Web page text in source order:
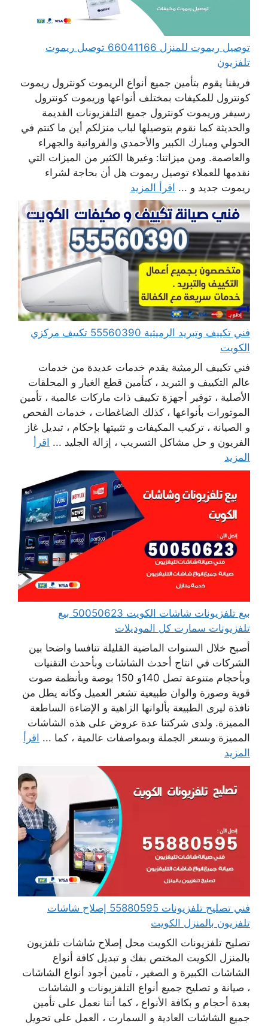
توصيل ريموت للمنزل 66041166 توصيل ريموت
تلفزيون
فريقنا يقوم بتأمين جميع أنواع الريموت كونترول ريموت
كونترول للمكيفات بمختلف أنواعها وريموت كونترول
رسيفر وريموت كونترول جميع التلفزيونات القديمة
والحديثة كما نقوم بتوصيلها لباب منزلكم أين ما كنتم في
الحولي ومبارك الكبير والأحمدي والفروانية والجهراء
والعاصمة. ومن ميزاتنا: وغيرها الكثير من الميزات التي
نقدمها للعملاء توصيل ريموت هل أن بحاجة لشراء
ريموت جديد و ... اقرأ المزيد
فني تكييف وتبريد الرميثية 55560390 تكييف مركزي
الكويت
فني تكييف الرميثية يقدم خدمات عديدة من خدمات
عالم التكييف و التبريد ، كتأمين قطع الغيار و المحلقات
الأصلية ، توفير أجهزة تكييف ذات ماركات عالمية ، تأمين
الموتورات بأنواعها ، كذلك الضاغطات ، خدمات الفحص
و الصيانة ، تركيب المكيفات و تثبيتها بإحكام ، تبديل غاز
الفريون و حل مشاكل التسريب ، إزالة الجليد ... اقرأ
المزيد
بيع تلفزيونات شاشات الكويت 50050623 بيع
تلفزيونات سمارت كل الموديلات
أصبح خلال السنوات الماضية القليلة تنافسا واضحا بين
الشركات في انتاج أحدث الشاشات وبأحدث التقنيات
وبأحجام متنوعة تصل 140و 150 بوصة وبأنظمة صوت
قوية وصورة والوان طبيعية تشعر العميل وكانه يطل من
نافذة ليرى الطبيعة بألوانها الزاهية و الإضاءة الساطعة
المميزة. ولدى شركتنا عدة عروض على هذه الشاشات
المميزة وبسعر الجملة وبمواصفات عالمية ، كما ... اقرأ
المزيد
فني تصليح تلفزيونات 55880595 إصلاح شاشات
تلفزيون بالمنزل الكويت
تصليح تلفزيونات الكويت محل إصلاح شاشات تلفزيون
بالمنزل الكويت المختص بفك و تبديل كافة أنواع
الشاشات الكبيرة و الصغير ، تأمين أجود أنواع الشاشات
، صيانة و تصليح جميع أنواع التلفزيونات و الشاشات
بعدة أحجام و بكافة الأنواع ، كما أننا نعمل على تأمين
جميع الشاشات العادية و السمارت ، العمل على تحويل